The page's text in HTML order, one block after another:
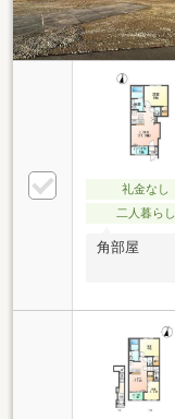
礼金なし
二人暮らし
角部屋